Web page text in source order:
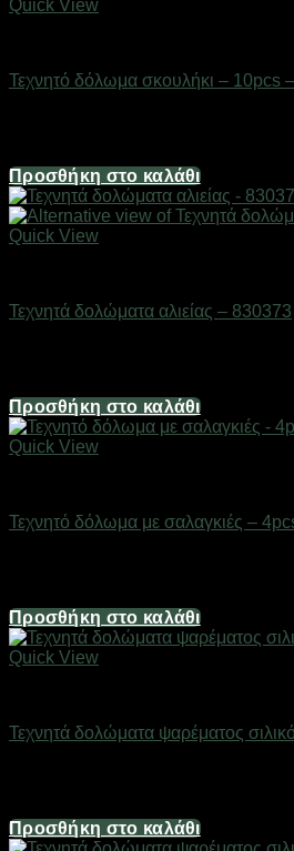
Quick View
Τεχνητό δόλωμα σκουλήκι – 10pcs
Προσθήκη στο καλάθι
Quick View
Τεχνητά δολώματα αλιείας – 830373
Προσθήκη στο καλάθι
Quick View
Τεχνητό δόλωμα με σαλαγκιές –
Προσθήκη στο καλάθι
Quick View
Τεχνητά δολώματα ψαρέματος
Προσθήκη στο καλάθι